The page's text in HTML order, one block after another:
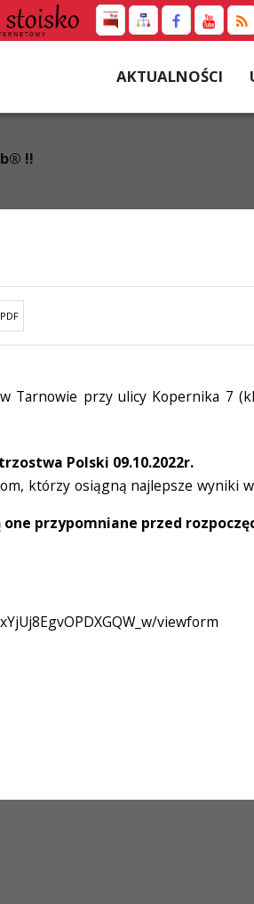
AKTUALNOŚCI
!!
Tarnowie przy ulicy Kopernika 7
Polski 09.10.2022r.
którzy osiągną najlepsze wyniki
przypomniane przed
viewform